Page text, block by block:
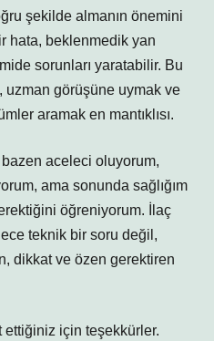
şekilde almanın önemini
hata, beklenmedik yan
sorunları yaratabilir. Bu
uzman görüşüne uymak ve
aramak en mantıklısı.
bazen aceleci oluyorum,
ama sonunda sağlığım
öğreniyorum. İlaç
teknik bir soru değil,
dikkat ve özen gerektiren
ettiğiniz için teşekkürler.